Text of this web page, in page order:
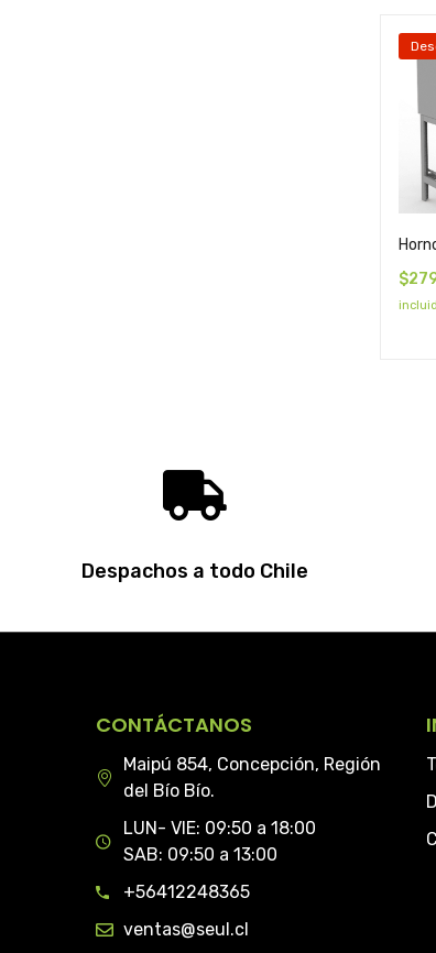
$
Despachos a todo Chile
CONTÁCTANOS
Maipú 854, Concepción, Región
del Bío Bío.
LUN- VIE: 09:50 a 18:00
SAB: 09:50 a 13:00
+56412248365
ventas@seul.cl